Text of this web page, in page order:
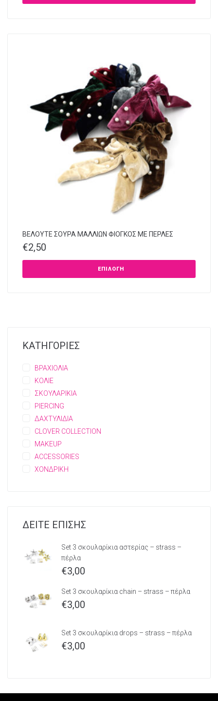
ΒΕΛΟΥΤΕ ΣΟΥΡΑ ΜΑΛΛΙΩΝ ΦΙΟΓΚΟΣ ΜΕ ΠΕΡΛΕΣ
€2,50
ΕΠΙΛΟΓΉ
ΚΑΤΗΓΟΡΙΕΣ
ΒΡΑΧΙΟΛΙΑ
ΚΟΛΙΕ
ΣΚΟΥΛΑΡΙΚΙΑ
PIERCING
ΔΑΧΤΥΛΙΔΙΑ
CLOVER COLLECTION
MAKEUP
ACCESSORIES
ΧΟΝΔΡΙΚΗ
ΔΕΙΤΕ ΕΠΙΣΗΣ
Set 3 σκουλαρίκια αστερίας – strass –
πέρλα
€3,00
Set 3 σκουλαρίκια chain – strass – πέρλα
€3,00
Set 3 σκουλαρίκια drops – strass – πέρλα
€3,00